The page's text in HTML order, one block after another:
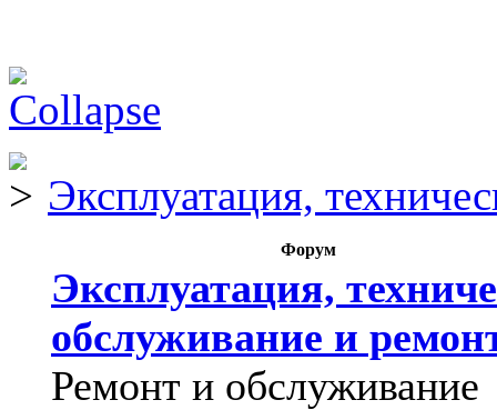
Эксплуатация,
Форум
Эксплуатация,
обслуживание и
Ремонт и обслуживание